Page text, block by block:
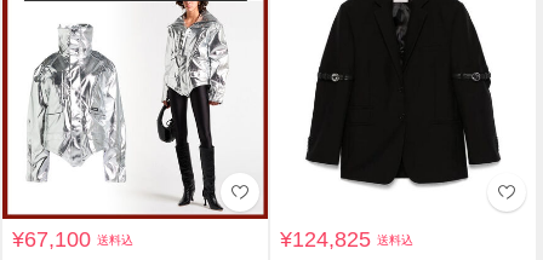
¥67,100送料込 ¥124,825送料込